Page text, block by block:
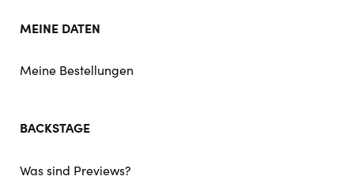
MEINE DATEN
Meine Bestellungen
BACKSTAGE
Was sind Previews?